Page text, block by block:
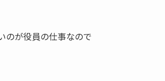
のが役員の仕事なので